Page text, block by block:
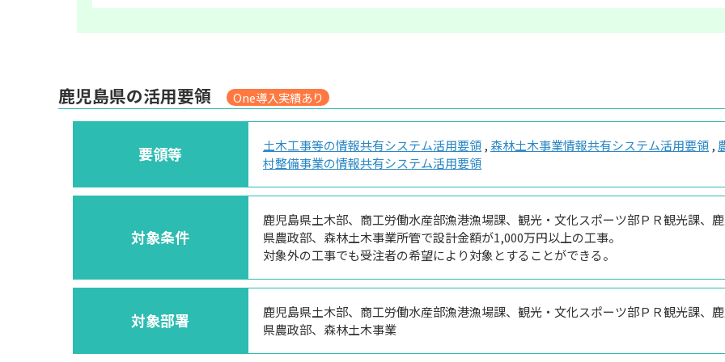
鹿児島県の活用要領 One導入実績あり
要領等 土木工事等の情報共有システム活用要領, 森林土木事業情報共有システム活用要領,
村整備事業の情報共有システム活用要領
対象条件
鹿児島県土木部、商工労働水産部漁港漁場課、観光・文化スポーツ部ＰＲ観光課、
県農政部、森林土木事業所管で設計金額が1,000万円以上の工事。
対象外の工事でも受注者の希望により対象とすることができる。
対象部署
鹿児島県土木部、商工労働水産部漁港漁場課、観光・文化スポーツ部ＰＲ観光課、
県農政部、森林土木事業